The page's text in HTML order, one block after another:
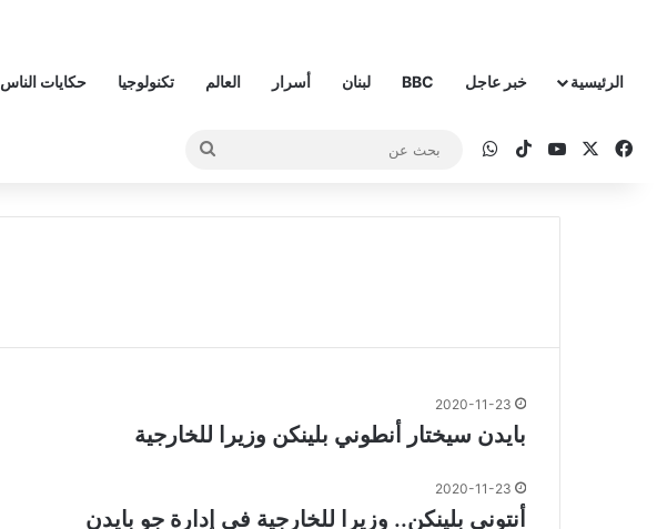
الرئيسية خبر عاجل BBC لبنان أسرار العالم تكنولوجيا حكايات الناس
فيسبوك ‫YouTube
‫TikTokواتساب
بحث
2020-11-23
بايدن سيختار أنطوني بلينكن وزيرا للخارجية
2020-11-23
أنتوني بلينكن.. وزيرا للخارجية في إدارة جو بايدن